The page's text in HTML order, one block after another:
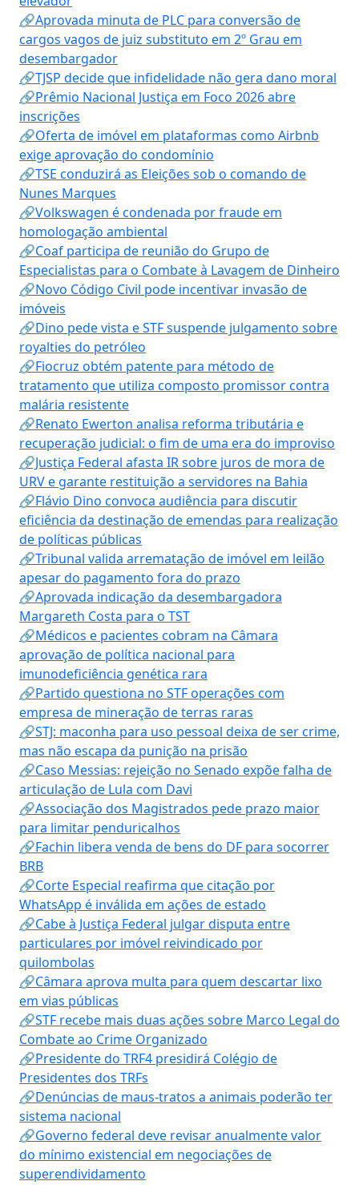
🔗Aprovada minuta de PLC para conversão de
cargos vagos de juiz substituto em 2º Grau em
desembargador
🔗TJSP decide que infidelidade não gera dano moral
🔗Prêmio Nacional Justiça em Foco 2026 abre
inscrições
🔗Oferta de imóvel em plataformas como Airbnb
exige aprovação do condomínio
🔗TSE conduzirá as Eleições sob o comando de
Nunes Marques
🔗Volkswagen é condenada por fraude em
homologação ambiental
🔗Coaf participa de reunião do Grupo de
Especialistas para o Combate à Lavagem de Dinheiro
🔗Novo Código Civil pode incentivar invasão de
imóveis
🔗Dino pede vista e STF suspende julgamento sobre
royalties do petróleo
🔗Fiocruz obtém patente para método de
tratamento que utiliza composto promissor contra
malária resistente
🔗Renato Ewerton analisa reforma tributária e
recuperação judicial: o fim de uma era do improviso
🔗Justiça Federal afasta IR sobre juros de mora de
URV e garante restituição a servidores na Bahia
🔗Flávio Dino convoca audiência para discutir
eficiência da destinação de emendas para realização
de políticas públicas
🔗Tribunal valida arrematação de imóvel em leilão
apesar do pagamento fora do prazo
🔗Aprovada indicação da desembargadora
Margareth Costa para o TST
🔗Médicos e pacientes cobram na Câmara
aprovação de política nacional para
imunodeficiência genética rara
🔗Partido questiona no STF operações com
empresa de mineração de terras raras
🔗STJ: maconha para uso pessoal deixa de ser crime,
mas não escapa da punição na prisão
🔗Caso Messias: rejeição no Senado expõe falha de
articulação de Lula com Davi
🔗Associação dos Magistrados pede prazo maior
para limitar penduricalhos
🔗Fachin libera venda de bens do DF para socorrer
BRB
🔗Corte Especial reafirma que citação por
WhatsApp é inválida em ações de estado
🔗Cabe à Justiça Federal julgar disputa entre
particulares por imóvel reivindicado por
quilombolas
🔗Câmara aprova multa para quem descartar lixo
em vias públicas
🔗STF recebe mais duas ações sobre Marco Legal do
Combate ao Crime Organizado
🔗Presidente do TRF4 presidirá Colégio de
Presidentes dos TRFs
🔗Denúncias de maus-tratos a animais poderão ter
sistema nacional
🔗Governo federal deve revisar anualmente valor
do mínimo existencial em negociações de
superendividamento